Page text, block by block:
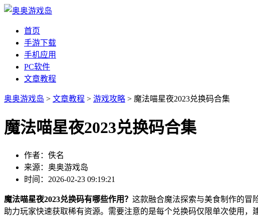
首页
手游下载
手机应用
PC软件
文章教程
奥奥游戏岛 > 文章教程 > 游戏攻略 > 魔法喵星夜2023兑换码合集
魔法喵星夜2023兑换码合集
作者：佚名
来源：奥奥游戏岛
时间：2026-02-23 09:19:21
魔法喵星夜2023兑换码有哪些作用？ 这款融合魔法探索与美食制作的冒
助力玩家快速获取稀有资源。需要注意的是每个兑换码仅限单次使用，